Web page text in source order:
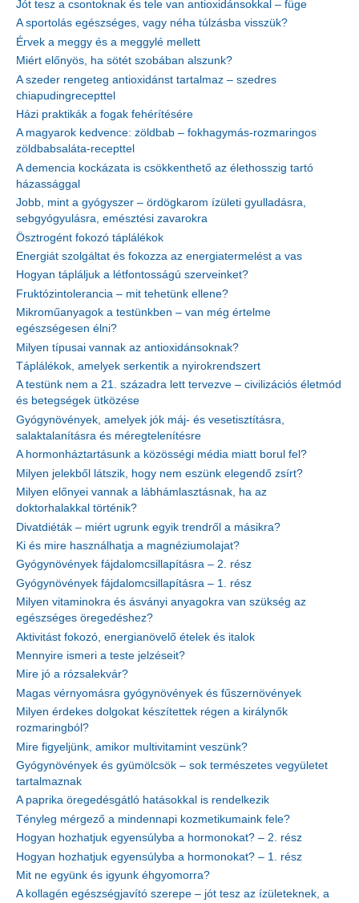
Jót tesz a csontoknak és tele van antioxidánsokkal – füge
A sportolás egészséges, vagy néha túlzásba visszük?
Érvek a meggy és a meggylé mellett
Miért előnyös, ha sötét szobában alszunk?
A szeder rengeteg antioxidánst tartalmaz – szedres
chiapudingrecepttel
Házi praktikák a fogak fehérítésére
A magyarok kedvence: zöldbab – fokhagymás-rozmaringos
zöldbabsaláta-recepttel
A demencia kockázata is csökkenthető az élethosszig tartó
házassággal
Jobb, mint a gyógyszer – ördögkarom ízületi gyulladásra,
sebgyógyulásra, emésztési zavarokra
Ösztrogént fokozó táplálékok
Energiát szolgáltat és fokozza az energiatermelést a vas
Hogyan tápláljuk a létfontosságú szerveinket?
Fruktózintolerancia – mit tehetünk ellene?
Mikroműanyagok a testünkben – van még értelme
egészségesen élni?
Milyen típusai vannak az antioxidánsoknak?
Táplálékok, amelyek serkentik a nyirokrendszert
A testünk nem a 21. századra lett tervezve – civilizációs életmód
és betegségek ütközése
Gyógynövények, amelyek jók máj- és vesetisztításra,
salaktalanításra és méregtelenítésre
A hormonháztartásunk a közösségi média miatt borul fel?
Milyen jelekből látszik, hogy nem eszünk elegendő zsírt?
Milyen előnyei vannak a lábhámlasztásnak, ha az
doktorhalakkal történik?
Divatdiéták – miért ugrunk egyik trendről a másikra?
Ki és mire használhatja a magnéziumolajat?
Gyógynövények fájdalomcsillapításra – 2. rész
Gyógynövények fájdalomcsillapításra – 1. rész
Milyen vitaminokra és ásványi anyagokra van szükség az
egészséges öregedéshez?
Aktivitást fokozó, energianövelő ételek és italok
Mennyire ismeri a teste jelzéseit?
Mire jó a rózsalekvár?
Magas vérnyomásra gyógynövények és fűszernövények
Milyen érdekes dolgokat készítettek régen a királynők
rozmaringból?
Mire figyeljünk, amikor multivitamint veszünk?
Gyógynövények és gyümölcsök – sok természetes vegyületet
tartalmaznak
A paprika öregedésgátló hatásokkal is rendelkezik
Tényleg mérgező a mindennapi kozmetikumaink fele?
Hogyan hozhatjuk egyensúlyba a hormonokat? – 2. rész
Hogyan hozhatjuk egyensúlyba a hormonokat? – 1. rész
Mit ne együnk és igyunk éhgyomorra?
A kollagén egészségjavító szerepe – jót tesz az ízületeknek, a